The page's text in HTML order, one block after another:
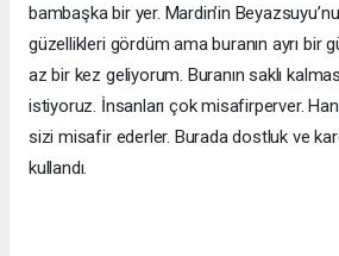
bambaşka bir yer. Mardin’in
güzellikleri gördüm ama buranın ayrı bir
az bir kez geliyorum. Buranın saklı
istiyoruz. İnsanları çok misafirperver.
sizi misafir ederler. Burada dostluk ve
kullandı.